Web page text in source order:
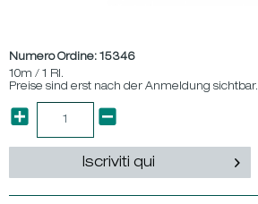
Numero Ordine: 15346
10m / 1 Rl.
Preise sind erst nach der Anmeldung sichtbar.
Iscriviti qui